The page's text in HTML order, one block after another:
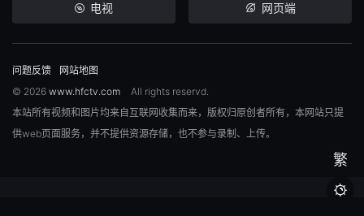
繁

电视 网页端
问题反馈
网站地图
© 2026 www.hfctv.com
All rights reservd.
本站所有视频和图片均来自互联网收集而来，版权归原创者所有，本网站只提
供web页面服务，并不提供资源存储，也不参与录制、上传。